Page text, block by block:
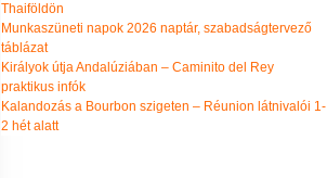
Thaiföldön
Munkaszüneti napok 2026 naptár, szabadságtervező
táblázat
Királyok útja Andalúziában – Caminito del Rey
praktikus infók
Kalandozás a Bourbon szigeten – Réunion látnivalói 1-
2 hét alatt